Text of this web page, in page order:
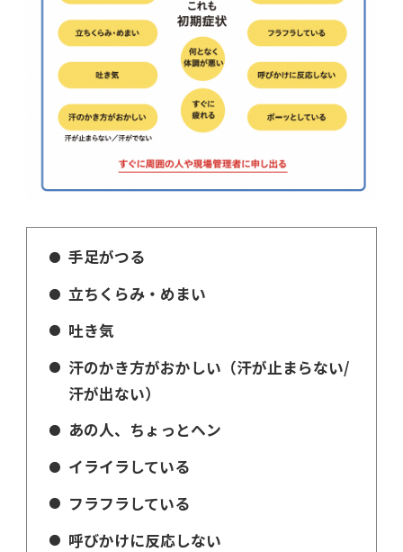
手足がつる
立ちくらみ・めまい
吐き気
汗のかき方がおかしい（汗が止まらない/
汗が出ない）
あの人、ちょっとヘン
イライラしている
フラフラしている
呼びかけに反応しない